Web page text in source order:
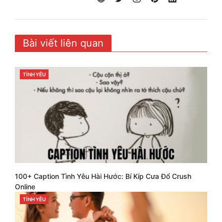
Bài viết liên quan
CATEGORIES
TÌNH YÊU
100+ Caption Tình Yêu Hài Hước: Bí Kíp Cưa Đổ Crush
Online
CATEGORIES
TÌNH YÊU